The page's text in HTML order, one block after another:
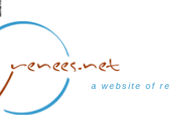
a website of